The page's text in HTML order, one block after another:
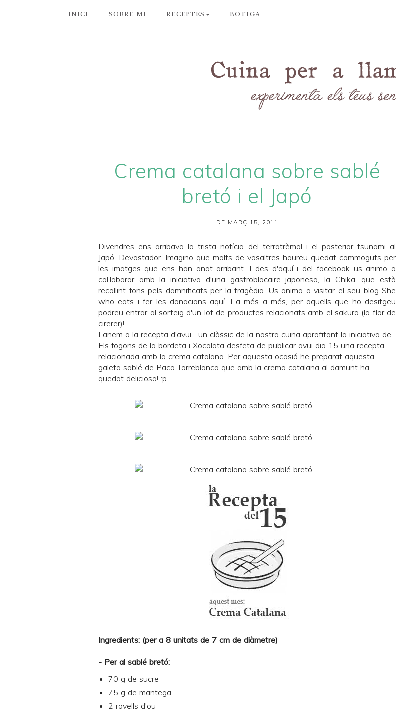
INICI SOBRE MI RECEPTES BOTIGA
Crema catalana sobre sablé
bretó i el Japó
DE MARÇ 15, 2011
Divendres ens arribava la trista notícia del terratrèmol i el posterior tsunami al
Japó. Devastador. Imagino que molts de vosaltres haureu quedat commoguts per
les imatges que ens han anat arribant. I des d'aquí i del facebookus animo a
col·laborar amb la iniciativa d'una gastroblocaire japonesa, la Chika, que està
recollint fons pels damnificats per la tragèdia. Us animo a visitar el seu blog She
who eats i fer les donacions aquí. I a més a més, per aquells que ho desitgeu
podreu entrar al sorteig d'un lot de productes relacionats amb el sakura (la flor de
cirerer)!
I anem a la recepta d'avui... un clàssic de la nostra cuina aprofitant la iniciativa de
Els fogons de la bordeta i Xocolata desfeta de publicar avui dia 15 una recepta
relacionada amb la crema catalana. Per aquesta ocasió he preparat aquesta
galeta sablé de Paco Torreblanca que amb la crema catalana al damunt ha
quedat deliciosa! :p
Ingredients: (per a 8 unitats de 7 cm de diàmetre)
- Per al sablé bretó:
70 g de sucre
75 g de mantega
2 rovells d'ou